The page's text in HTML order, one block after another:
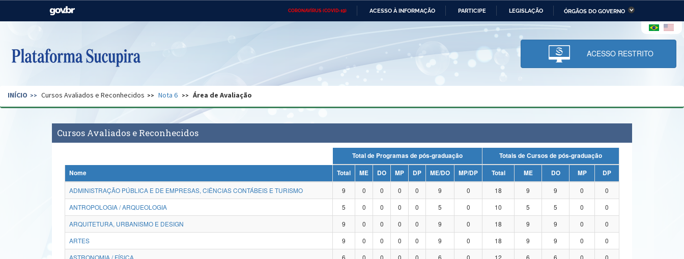
CORONAVÍRUS (COVID-19) ACESSO À INFORMAÇÃO PARTICIPE LEGISLAÇÃO ÓRGÃOS DO GOVERNO
Casa Civil Ministério das Relações Ministério da Economia Ministério da Infraestrutura
Pecuária e Abastecimento
Ministério da Ciência,
Tecnologia, Inovações e
Comunicações
Ministério do Desenvolvimento
Regional e dos Direitos Humanos
Secretaria de Governo Gabinete de Segurança Advocacia-Geral da União Banco Central do Brasil Planalto
ACESSO RESTRITO
INÍCIO Cursos Avaliados e Reconhecidos Nota 6 Área de Avaliação
Cursos Avaliados e Reconhecidos
Total de Programas de pós-graduação
Totais de Cursos de pós-graduação
Nome
Total ME DO MP DP ME/DO MP/DP Total ME DO MP
DP
ADMINISTRAÇÃO PÚBLICA E DE EMPRESAS, CIÊNCIAS CONTÁBEIS E TURISMO
9 0 0 0 0 9 0 18 9 9 0
0
ANTROPOLOGIA / ARQUEOLOGIA
5 0 0 0 0 5 0 10 5 5 0
0
ARQUITETURA, URBANISMO E DESIGN
9 0 0 0 0 9 0 18 9 9 0
0
ARTES
9 0 0 0 0 9 0 18 9 9 0
0
ASTRONOMIA / FÍSICA
6 0 0 0 0 6 0 12 6 6 0
0